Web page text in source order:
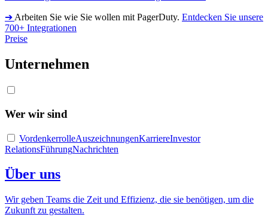
➔ Arbeiten Sie wie Sie wollen mit PagerDuty. Entdecken Sie unsere
700+ Integrationen
Preise
Unternehmen
Wer wir sind
VordenkerrolleAuszeichnungenKarriereInvestor
RelationsFührungNachrichten
Über uns
Wir geben Teams die Zeit und Effizienz, die sie benötigen, um die
Zukunft zu gestalten.